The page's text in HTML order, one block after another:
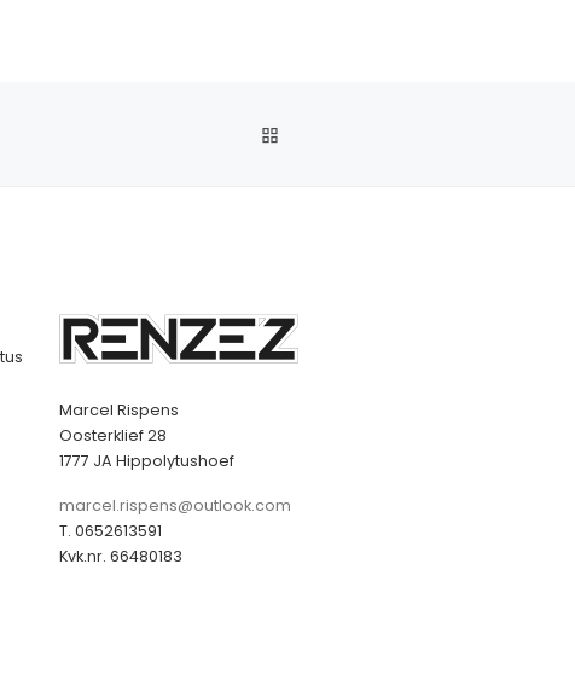
Marcel Rispens
Oosterklief 28
1777 JA Hippolytushoef
marcel.rispens@outlook.com
T. 0652613591
Kvk.nr. 66480183